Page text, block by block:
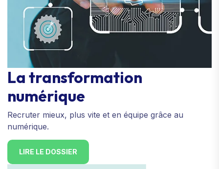
La transformation
numérique
Recruter mieux, plus vite et en équipe grâce au
numérique.
LIRE LE DOSSIER